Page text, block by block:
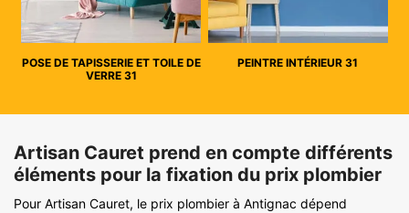
POSE DE TAPISSERIE ET TOILE DE
VERRE 31
PEINTRE INTÉRIEUR 31
Artisan Cauret prend en compte différents
éléments pour la fixation du prix plombier
Pour Artisan Cauret, le prix plombier à Antignac dépend